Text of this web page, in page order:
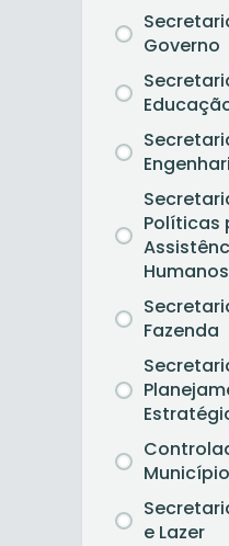
Governo
Políticas
Humanos
Fazenda
Município
e Lazer